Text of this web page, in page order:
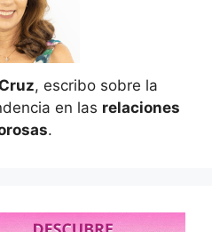
Cruz, escribo sobre la
en las relaciones
.